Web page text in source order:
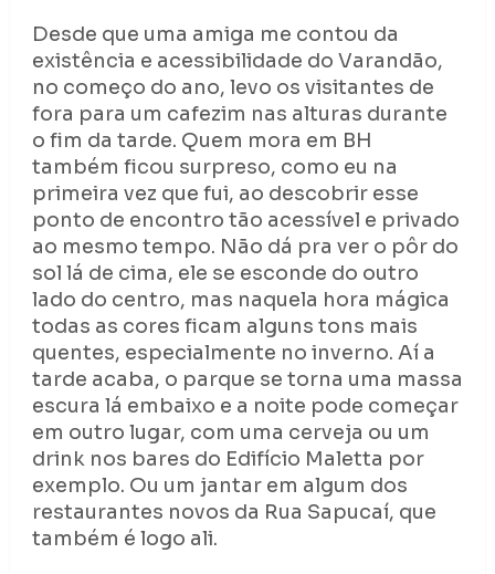
Desde que uma amiga me contou da
existência e acessibilidade do Varandão,
no começo do ano, levo os visitantes de
fora para um cafezim nas alturas durante
o fim da tarde. Quem mora em BH
também ficou surpreso, como eu na
primeira vez que fui, ao descobrir esse
ponto de encontro tão acessível e privado
ao mesmo tempo. Não dá pra ver o pôr do
sol lá de cima, ele se esconde do outro
lado do centro, mas naquela hora mágica
todas as cores ficam alguns tons mais
quentes, especialmente no inverno. Aí a
tarde acaba, o parque se torna uma massa
escura lá embaixo e a noite pode começar
em outro lugar, com uma cerveja ou um
drink nos bares do Edifício Maletta por
exemplo. Ou um jantar em algum dos
restaurantes novos da Rua Sapucaí, que
também é logo ali.